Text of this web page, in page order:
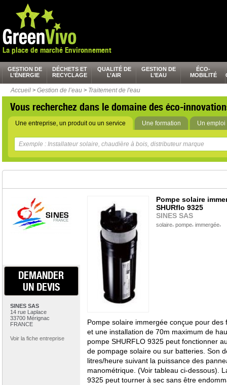
La place de marché Environnement
GESTION DE
L’ÉNERGIE
DÉCHETS ET
RECYCLAGE
QUALITÉ DE
L’AIR
GESTION DE
L’EAU
ÉCO-
MOBILITÉ
Accueil > Gestion de l’eau > Traitement de l'eau
Vous recherchez dans le domaine des éco-
Une entreprise, un produit ou un service Une formation Un emploi
DEMANDER
UN DEVIS
SINES SAS
14 rue Laplace
33700 Mérignac
FRANCE
Voir la fiche entreprise
Pompe solaire
SHURflo 9325
SINES SAS
solaire, pompe, immergée,
Pompe solaire immergée conçue pour
et une installation de 70m maximum de
pompe SHURFLO 9325 peut fonctionner
de pompage solaire ou sur batteries. Son
litres/heure suivant la puissance des
manométrique. (Voir tableau ci-dessous).
9325 peut tourner à sec sans être